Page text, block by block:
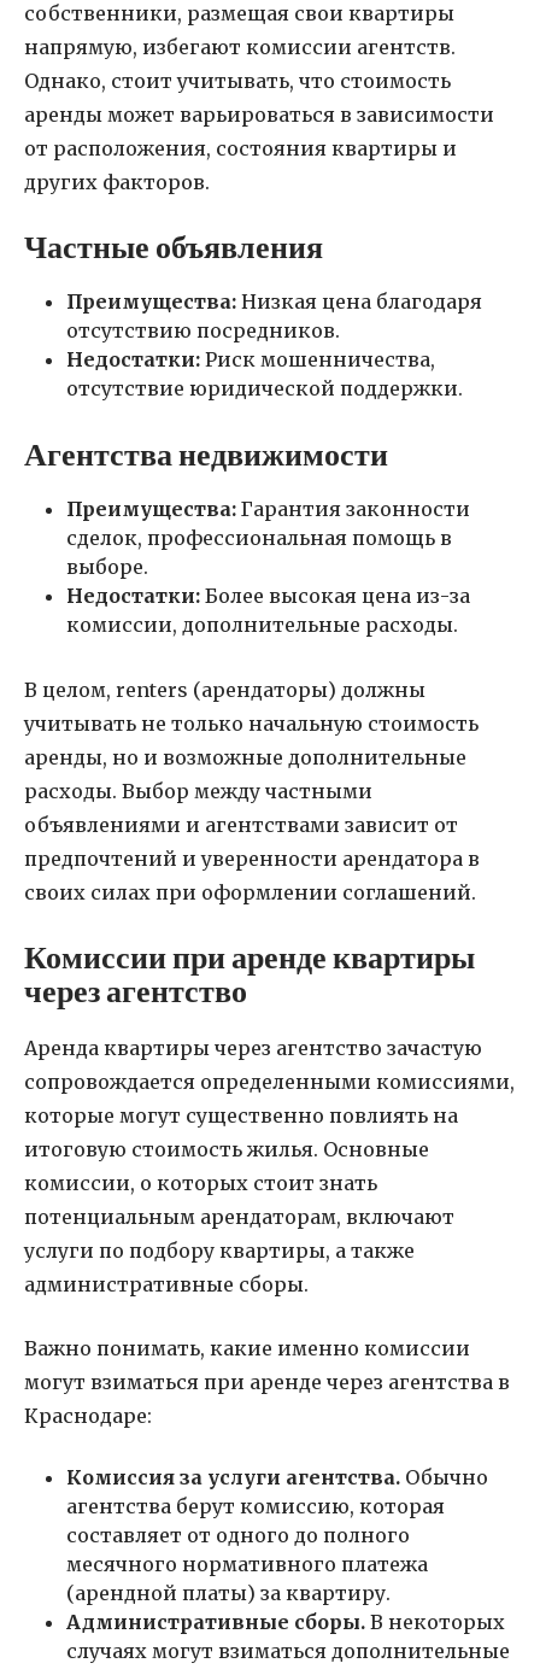
собственники, размещая свои квартиры
напрямую, избегают комиссии агентств.
Однако, стоит учитывать, что стоимость
аренды может варьироваться в зависимости
от расположения, состояния квартиры и
других факторов.
Частные объявления
Преимущества: Низкая цена благодаря
отсутствию посредников.
Недостатки: Риск мошенничества,
отсутствие юридической поддержки.
Агентства недвижимости
Преимущества: Гарантия законности
сделок, профессиональная помощь в
выборе.
Недостатки: Более высокая цена из-за
комиссии, дополнительные расходы.
В целом, renters (арендаторы) должны
учитывать не только начальную стоимость
аренды, но и возможные дополнительные
расходы. Выбор между частными
объявлениями и агентствами зависит от
предпочтений и уверенности арендатора в
своих силах при оформлении соглашений.
Комиссии при аренде квартиры
через агентство
Аренда квартиры через агентство зачастую
сопровождается определенными комиссиями,
которые могут существенно повлиять на
итоговую стоимость жилья. Основные
комиссии, о которых стоит знать
потенциальным арендаторам, включают
услуги по подбору квартиры, а также
административные сборы.
Важно понимать, какие именно комиссии
могут взиматься при аренде через агентства в
Краснодаре:
Комиссия за услуги агентства. Обычно
агентства берут комиссию, которая
составляет от одного до полного
месячного нормативного платежа
(арендной платы) за квартиру.
Административные сборы. В некоторых
случаях могут взиматься дополнительные